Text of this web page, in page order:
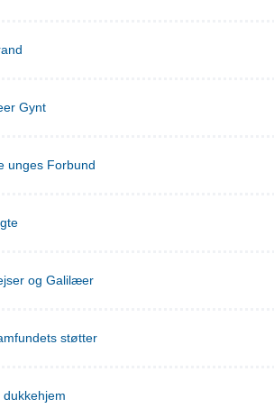
Gynt
unges Forbund
og Galilæer
støtter
dukkehjem